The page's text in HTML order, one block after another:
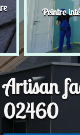
Peintre
Artisan
02460